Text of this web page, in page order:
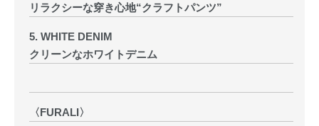
リラクシーな穿き心地“クラフトパンツ”
5. WHITE DENIM
クリーンなホワイトデニム
〈FURALI〉